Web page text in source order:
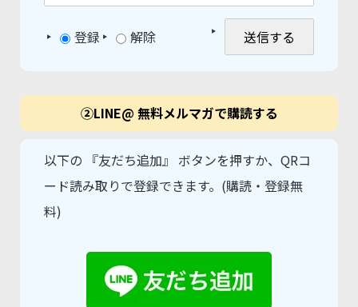
登録 解除
②LINE@ 無料メルマガで購読する
以下の 『友だち追加』 ボタンを押すか、QRコ
ード読み取りで登録できます。(購読・登録無
料)